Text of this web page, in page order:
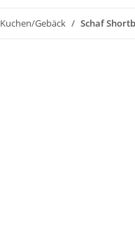
Kuchen/Gebäck Schaf